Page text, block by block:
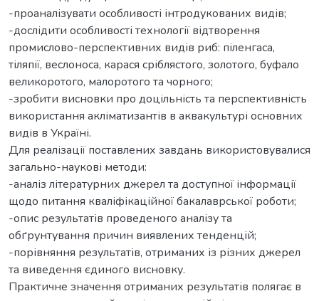
-проаналізувати особливості інтродукованих видів;
-дослідити особливості технології відтворення
промислово-перспективних видів риб: піленгаса,
тіляпії, веслоноса, карася сріблястого, золотого, буфало
великоротого, малоротого та чорного;
-зробити висновки про доцільність та перспективність
використання акліматизантів в аквакультурі основних
видів в Україні.
Для реалізації поставлених завдань використовувалися
загально-наукові методи:
-аналіз літературних джерел та доступної інформації
щодо питання кваліфікаційної бакалаврської роботи;
-опис результатів проведеного аналізу та
обґрунтування причин виявлених тенденцій;
-порівняння результатів, отриманих із різних джерел
та виведення єдиного висновку.
Практичне значення отриманих результатів полягає в